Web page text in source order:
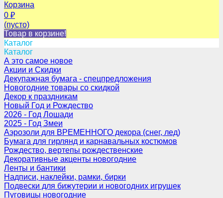
Корзина
0 ₽
(пусто)
Товар в корзине!
Каталог
Каталог
А это самое новое
Акции и Скидки
Декупажная бумага - спецпредложения
Новогодние товары со скидкой
Декор к праздникам
Новый Год и Рождество
2026 - Год Лошади
2025 - Год Змеи
Аэрозоли для ВРЕМЕННОГО декора (снег, лед)
Бумага для гирлянд и карнавальных костюмов
Рождество, вертепы рождественские
Декоративные акценты новогодние
Ленты и бантики
Надписи, наклейки, рамки, бирки
Подвески для бижутерии и новогодних игрушек
Пуговицы новогодние